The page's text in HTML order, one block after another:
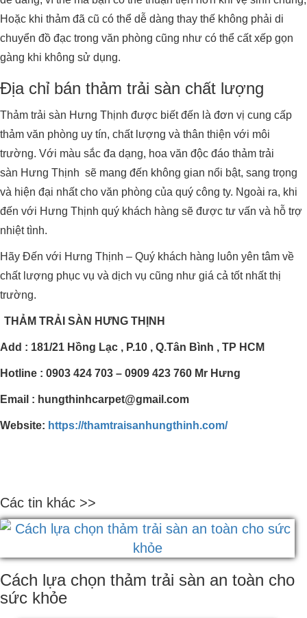
Hoặc khi thảm đã cũ có thể dễ dàng thay thế không phải di
chuyển đồ đạc trong văn phòng cũng như có thể cất xếp gọn
gàng khi không sử dụng.
Địa chỉ bán thảm trải sàn chất lượng
Thảm trải sàn Hưng Thịnh được biết đến là đơn vị cung cấp
thảm văn phòng uy tín, chất lượng và thân thiện với môi
trường. Với màu sắc đa dạng, hoa văn độc đáo thảm trải
sàn Hưng Thịnh sẽ mang đến không gian nổi bật, sang trọng
và hiện đại nhất cho văn phòng của quý công ty. Ngoài ra, khi
đến với Hưng Thịnh quý khách hàng sẽ được tư vấn và hỗ trợ
nhiệt tình.
Hãy Đến với Hưng Thịnh – Quý khách hàng luôn yên tâm về
chất lượng phục vụ và dịch vụ cũng như giá cả tốt nhất thị
trường.
THẢM TRẢI SÀN HƯNG THỊNH
Add : 181/21 Hồng Lạc , P.10 , Q.Tân Bình , TP HCM
Hotline : 0903 424 703 – 0909 423 760 Mr Hưng
Email : hungthinhcarpet@gmail.com
Website: https://thamtraisanhungthinh.com/
Các tin khác >>
Cách lựa chọn thảm trải sàn an toàn cho
sức khỏe